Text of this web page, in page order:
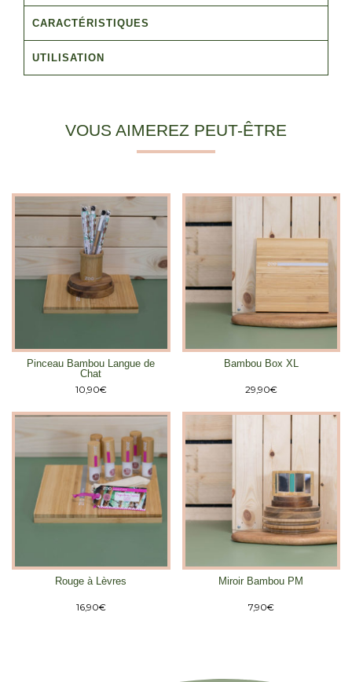
CARACTÉRISTIQUES
UTILISATION
VOUS AIMEREZ PEUT-ÊTRE
Pinceau Bambou Langue de
Chat
10,90€
Bambou Box XL
29,90€
Rouge à Lèvres
16,90€
Miroir Bambou PM
7,90€